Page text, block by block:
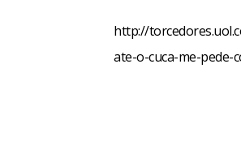
http://
ate-o-cuca-me-pede-